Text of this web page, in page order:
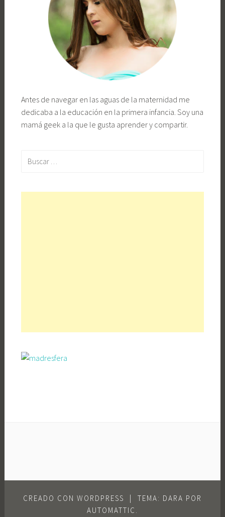
Antes de navegar en las aguas de la maternidad me
dedicaba a la educación en la primera infancia. Soy una
mamá geek a la que le gusta aprender y compartir.
CREADO CON WORDPRESS |
TEMA: DARA POR
AUTOMATTIC .